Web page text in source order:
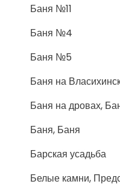
Баня №11
Баня №4
Баня №5
Баня на
Баня на дровах,
Баня, Баня
Барская усадьба
Белые камни,